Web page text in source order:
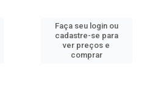
Faça seu login ou
cadastre-se para
ver preços e
comprar